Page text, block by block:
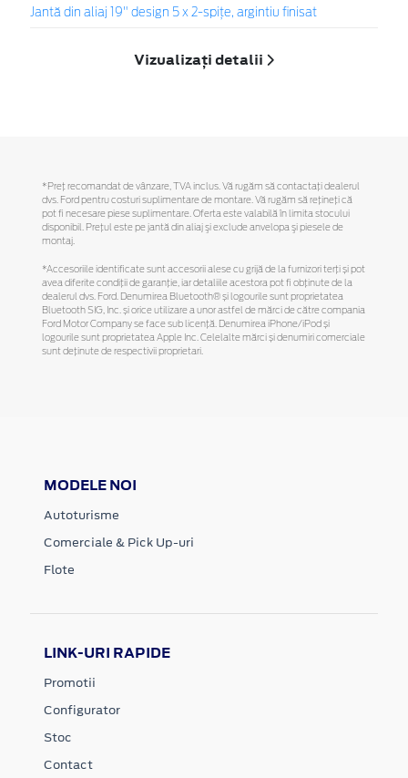
Jantă din aliaj 19" design 5 x 2-spiţe, argintiu finisat
Vizualizați detalii
*Preţ recomandat de vânzare, TVA inclus. Vă rugăm să contactaţi dealerul
dvs. Ford pentru costuri suplimentare de montare. Vă rugăm să reţineţi că
pot fi necesare piese suplimentare. Oferta este valabilă în limita stocului
disponibil. Preţul este pe jantă din aliaj şi exclude anvelopa şi piesele de
montaj.
*Accesoriile identificate sunt accesorii alese cu grijă de la furnizori terți și pot
avea diferite condiții de garanție, iar detaliile acestora pot fi obținute de la
dealerul dvs. Ford. Denumirea Bluetooth® și logourile sunt proprietatea
Bluetooth SIG, Inc. și orice utilizare a unor astfel de mărci de către compania
Ford Motor Company se face sub licență. Denumirea iPhone/iPod și
logourile sunt proprietatea Apple Inc. Celelalte mărci și denumiri comerciale
sunt deținute de respectivii proprietari.
MODELE NOI
Autoturisme
Comerciale & Pick Up-uri
Flote
LINK-URI RAPIDE
Promotii
Configurator
Stoc
Contact